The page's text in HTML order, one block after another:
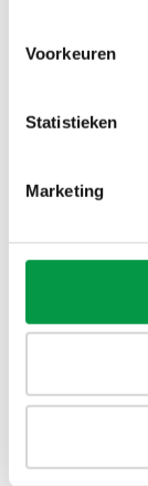
Voorkeuren
Statistieken
Marketing